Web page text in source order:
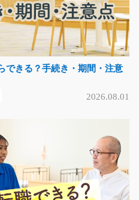
なる
立と検査/y04_00424
ンな組立作業なので未経験
なる
できる？手続き・期間・注意
2026.08.01